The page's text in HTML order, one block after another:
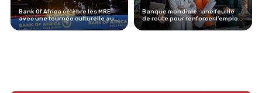
Bank Of Africa célèbre les MRE
avec une tournée culturelle au
Maroc
Banque mondiale : une feuille
de route pour renforcer l’emploi
des femmes au Maroc